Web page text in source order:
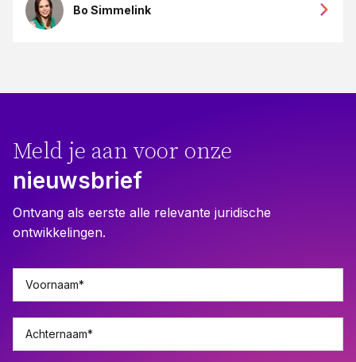
Bo Simmelink
Meld je aan voor onze
nieuwsbrief
Ontvang als eerste alle relevante juridische
ontwikkelingen.
Voornaam*
Achternaam*